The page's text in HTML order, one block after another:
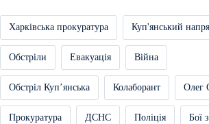
Харківська прокуратура Куп'янський
Обстріли Евакуація Війна
Обстріл Купʼянська Колаборант Олег
Прокуратура ДСНС Поліція Бої